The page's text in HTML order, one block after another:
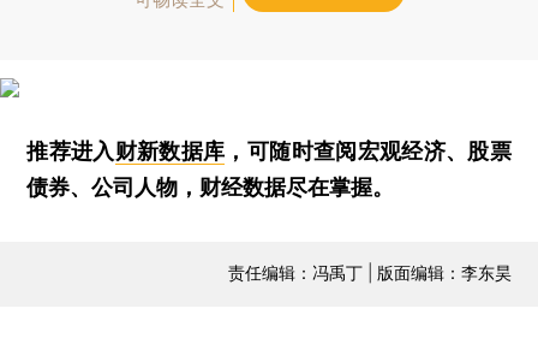
推荐进入财新数据库 ，可随时查阅宏观经济、股票
债券、公司人物，财经数据尽在掌握。
责任编辑：冯禹丁 | 版面编辑：李东昊